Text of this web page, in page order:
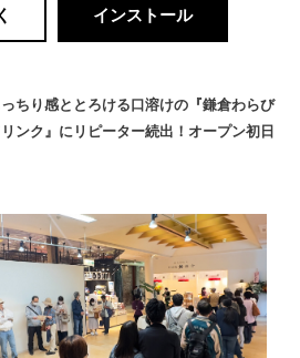
インストール
ちり感ととろける口溶けの『鎌倉わらび
ンク』にリピーター続出！オープン初日